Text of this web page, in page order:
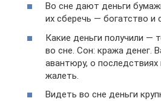
Во сне дают деньги
их сберечь — богатство и
Какие деньги получили —
во сне. Сон: кража денег.
авантюру, о
жалеть.
Видеть во сне деньги